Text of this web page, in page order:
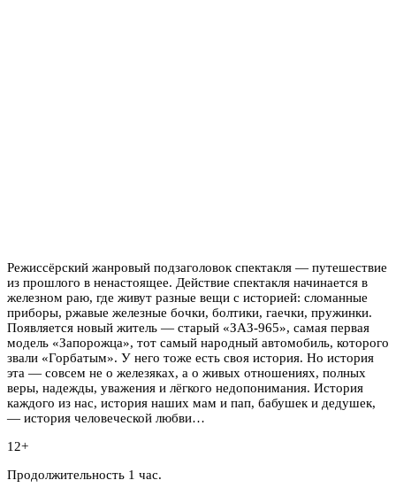
Режиссёрский жанровый подзаголовок спектакля — путешествие
из прошлого в ненастоящее. Действие спектакля начинается в
железном раю, где живут разные вещи с историей: сломанные
приборы, ржавые железные бочки, болтики, гаечки, пружинки.
Появляется новый житель — старый «ЗАЗ-965», самая первая
модель «Запорожца», тот самый народный автомобиль, которого
звали «Горбатым». У него тоже есть своя история. Но история
эта — совсем не о железяках, а о живых отношениях, полных
веры, надежды, уважения и лёгкого недопонимания. История
каждого из нас, история наших мам и пап, бабушек и дедушек,
— история человеческой любви…
12+
Продолжительность 1 час.